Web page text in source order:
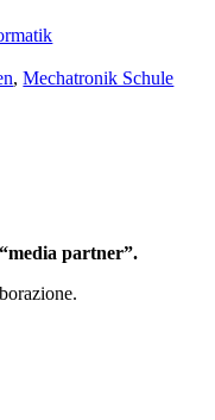
,Mechatronik Schule
partner”.